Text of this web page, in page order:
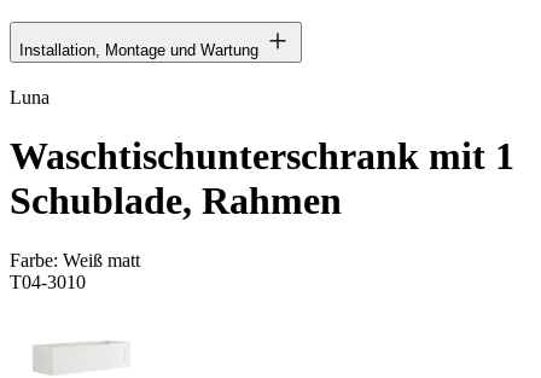
Installation, Montage und Wartung
Luna
Waschtischunterschrank mit 1
Schublade, Rahmen
Farbe: Weiß matt
T04-3010